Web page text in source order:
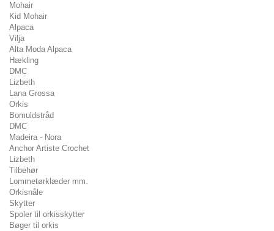
Mohair
Kid Mohair
Alpaca
Vilja
Alta Moda Alpaca
Hækling
DMC
Lizbeth
Lana Grossa
Orkis
Bomuldstråd
DMC
Madeira - Nora
Anchor Artiste Crochet
Lizbeth
Tilbehør
Lommetørklæder mm.
Orkisnåle
Skytter
Spoler til orkisskytter
Bøger til orkis